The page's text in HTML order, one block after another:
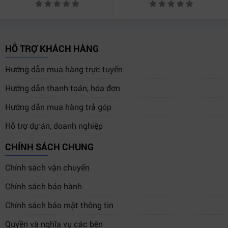
Điều này đặc biệt hữu ích cho:
Livestream đa địa điểm
Broadcast lưu động
Studio hybrid production
Ngoài ra, thiết bị hỗ trợ kết nối internet qua:
Điện thoại 5G
Điện thoại 4G
Khi mạng chính gặp sự cố, hệ thống có thể tự động
chuyển sang kết nối dự phòng để duy trì streaming liên
tục.
HỖ TRỢ KHÁCH HÀNG
Hướng dẫn mua hàng trực tuyến
Hướng dẫn thanh toán, hóa đơn
Hướng dẫn mua hàng trả góp
Hỗ trợ dự án, doanh nghiệp
CHÍNH SÁCH CHUNG
Chính sách vận chuyển
Chính sách bảo hành
Chính sách bảo mật thông tin
Quyền và nghĩa vụ các bên